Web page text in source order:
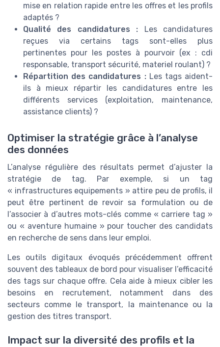
mise en relation rapide entre les offres et les profils
adaptés ?
Qualité des candidatures : Les candidatures
reçues via certains tags sont-elles plus
pertinentes pour les postes à pourvoir (ex : cdi
responsable, transport sécurité, materiel roulant) ?
Répartition des candidatures :Les tags aident-
ils à mieux répartir les candidatures entre les
différents services (exploitation, maintenance,
assistance clients) ?
Optimiser la stratégie grâce à l’analyse
des données
L’analyse régulière des résultats permet d’ajuster la
stratégie de tag. Par exemple, si un tag
« infrastructures equipements » attire peu de profils, il
peut être pertinent de revoir sa formulation ou de
l’associer à d’autres mots-clés comme « carriere tag »
ou « aventure humaine » pour toucher des candidats
en recherche de sens dans leur emploi.
Les outils digitaux évoqués précédemment offrent
souvent des tableaux de bord pour visualiser l’efficacité
des tags sur chaque offre. Cela aide à mieux cibler les
besoins en recrutement, notamment dans des
secteurs comme le transport, la maintenance ou la
gestion des titres transport.
Impact sur la diversité des profils et la